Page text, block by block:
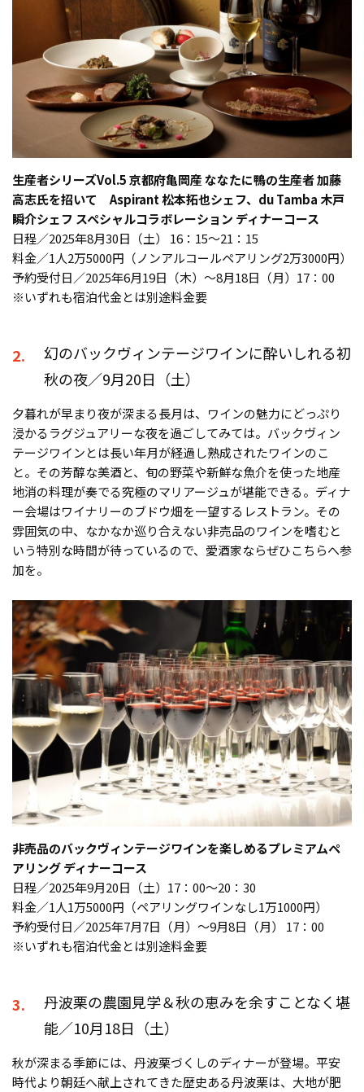
生産者シリーズVol.5 京都府亀岡産 ななたに鴨の生産者 加藤
高志氏を招いて Aspirant 松本拓也シェフ、du Tamba 木戸
瞬介シェフ スペシャルコラボレーション ディナーコース
日程／2025年8月30日（土） 16：15～21：15
料金／1人2万5000円（ノンアルコールペアリング2万3000円）
予約受付日／2025年6月19日（木）～8月18日（月）17：00
※いずれも宿泊代金とは別途料金要
2.
幻のバックヴィンテージワインに酔いしれる初
秋の夜／9月20日（土）
夕暮れが早まり夜が深まる長月は、ワインの魅力にどっぷり
浸かるラグジュアリーな夜を過ごしてみては。バックヴィン
テージワインとは長い年月が経過し熟成されたワインのこ
と。その芳醇な美酒と、旬の野菜や新鮮な魚介を使った地産
地消の料理が奏でる究極のマリアージュが堪能できる。ディナ
ー会場はワイナリーのブドウ畑を一望するレストラン。その
雰囲気の中、なかなか巡り合えない非売品のワインを嗜むと
いう特別な時間が待っているので、愛酒家ならぜひこちらへ参
加を。
非売品のバックヴィンテージワインを楽しめるプレミアムペ
アリング ディナーコース
日程／2025年9月20日（土）17：00～20：30
料金／1人1万5000円（ペアリングワインなし1万1000円）
予約受付日／2025年7月7日（月）～9月8日（月） 17：00
※いずれも宿泊代金とは別途料金要
3.
丹波栗の農園見学＆秋の恵みを余すことなく堪
能／10月18日（土）
秋が深まる季節には、丹波栗づくしのディナーが登場。平安
時代より朝廷へ献上されてきた歴史ある丹波栗は、大地が肥